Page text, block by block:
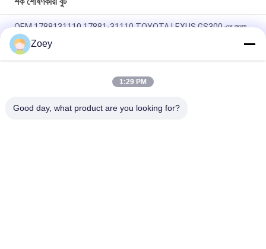
OEM 1788131110 17881-31110 TOYOTA LEXUS GS300 এর জন্য
এয়ার ইনটেক পাইপ টিউব
৪৫৫৩৫-২৮০২০ ৪৫৫৩৫-২৬০৩০ স্টিয়ারিং বুট টয়োটা লিটেস বাসের জন্য ১৯৯২-১৯৯৫
28323-AG000 MN156753 CV জয়েন্ট বুট জন্য MAZDA CX-7 ((ER)
Zoey
1:29 PM
Good day, what product are you looking for?